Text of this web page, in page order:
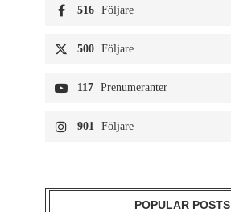
516 Följare
500 Följare
117 Prenumeranter
901 Följare
POPULAR POSTS